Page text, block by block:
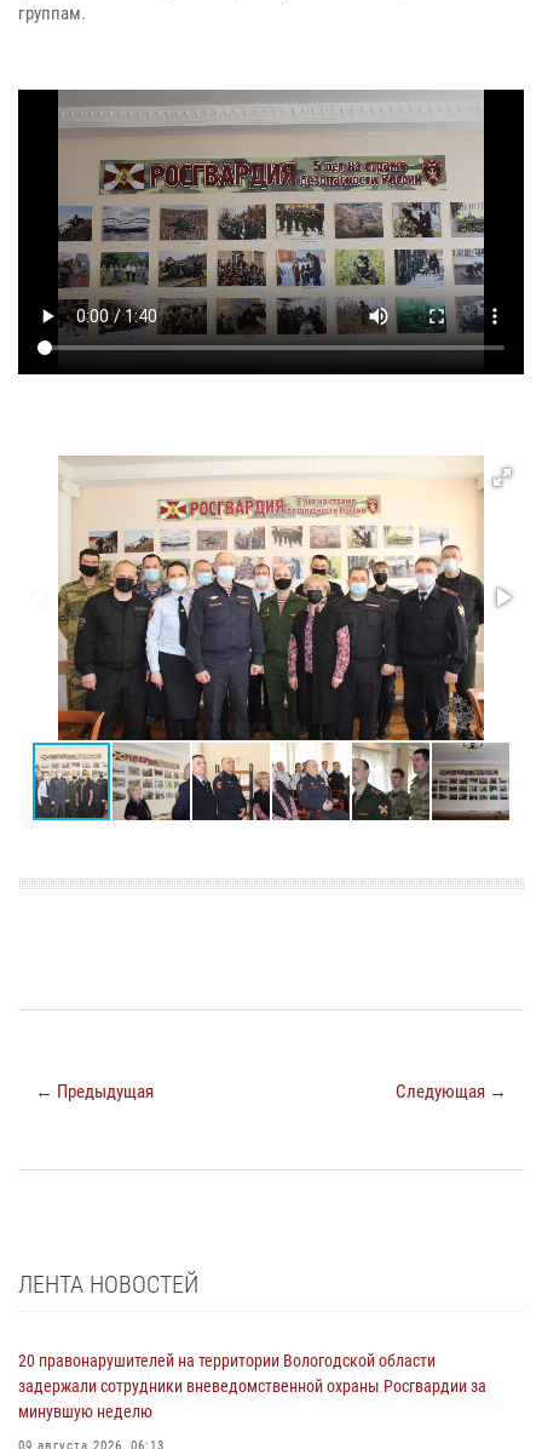
группам.
← Предыдущая Следующая →
ЛЕНТА НОВОСТЕЙ
20 правонарушителей на территории Вологодской области
задержали сотрудники вневедомственной охраны Росгвардии за
минувшую неделю
09 августа 2026, 06:13